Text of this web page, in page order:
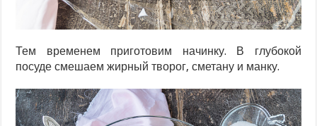
Тем временем приготовим начинку. В глубокой
посуде смешаем жирный творог, сметану и манку.